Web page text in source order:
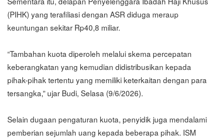
(PIHK) yang terafiliasi dengan ASR diduga meraup
keuntungan sekitar Rp40,8 miliar.
“Tambahan kuota diperoleh melalui skema percepatan
keberangkatan yang kemudian didistribusikan kepada
pihak-pihak tertentu yang memiliki keterkaitan dengan para
tersangka,” ujar Budi, Selasa (9/6/2026).
Selain dugaan pengaturan kuota, penyidik juga mendalami
pemberian sejumlah uang kepada beberapa pihak. ISM